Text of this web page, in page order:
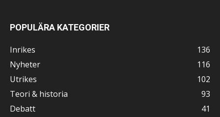
POPULÄRA KATEGORIER
Inrikes
136
Nyheter
116
Utrikes
102
Teori & historia
93
Debatt
41